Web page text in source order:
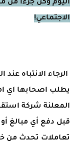
اليوم وكن جزءًا من
الاجتماعي!
الرجاء الانتباه
يطلب اصحابها اي
المعلنة شركة
قبل دفع أي مبالغ
تعاملات تحدث من